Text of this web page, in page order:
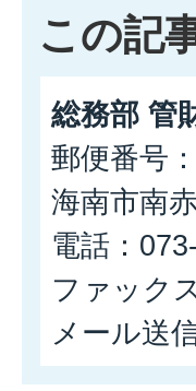
この記
総務部 管
郵便番号
海南市南
電話：
ファック
メール送